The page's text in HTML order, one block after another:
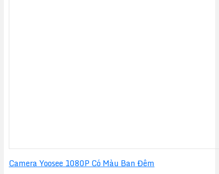
Camera Yoosee 1080P Có Màu Ban Đêm